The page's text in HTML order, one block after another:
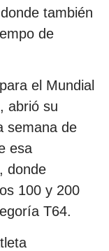
también
de
el Mundial
abrió su
semana de
esa
donde
100 y 200
T64.